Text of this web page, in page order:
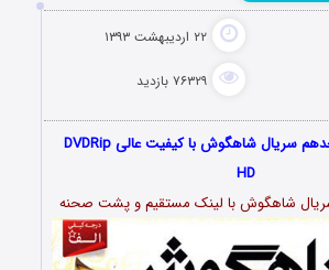
۲۲ اردیبهشت ۱۳۹۳
۷۶۳۲۹ بازدید
دانلود قسمت هجدهم سریال شاهگوش با کیفیت عالی DVDRip
HD
شاهگوش با لینک مستقیم و پشت صحنه